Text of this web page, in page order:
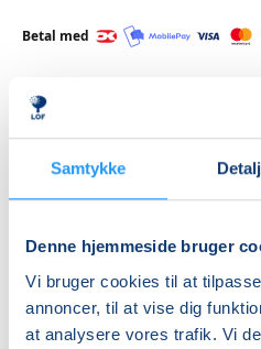
Samtykke
Denne hjemmeside bruger
Vi bruger cookies til at
annoncer, til at vise dig
at analysere vores trafik. Vi
Betal med
Priser
Info
Nummer